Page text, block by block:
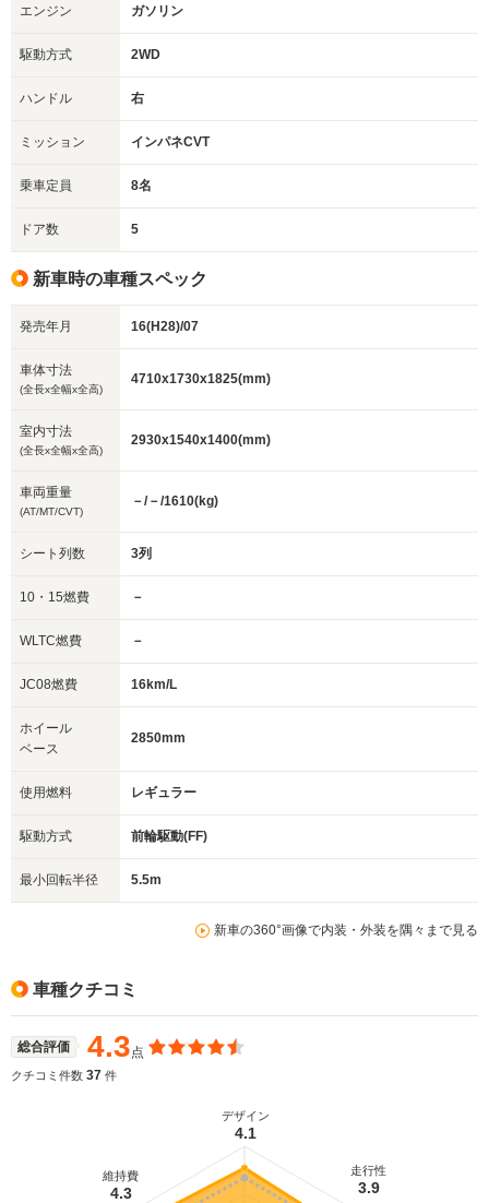
エンジン ガソリン
駆動方式 2WD
ハンドル 右
ミッション インパネCVT
乗車定員 8名
ドア数 5
新車時の車種スペック
発売年月 16(H28)/07
車体寸法
(全長x全幅x全高)
4710x1730x1825(mm)
室内寸法
(全長x全幅x全高)
2930x1540x1400(mm)
車両重量
(AT/MT/CVT)
－/－/1610(kg)
シート列数 3列
10・15燃費 －
WLTC燃費 －
JC08燃費 16km/L
ホイール
ベース
2850mm
使用燃料 レギュラー
駆動方式 前輪駆動(FF)
最小回転半径 5.5m
新車の360°画像で内装・外装を隅々まで見る
車種クチコミ
総合評価 4.3点
クチコミ件数 37 件
デザイン
4.1
走行性
3.9
維持費
4.3